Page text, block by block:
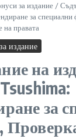
за издание /
за специални
на правата
издание
на
за